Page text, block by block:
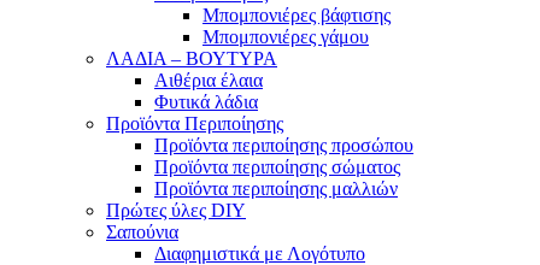
Μπομπονιέρες βάφτισης
Μπομπονιέρες γάμου
ΛΑΔΙΑ – ΒΟΥΤΥΡΑ
Αιθέρια έλαια
Φυτικά λάδια
Προϊόντα Περιποίησης
Προϊόντα περιποίησης προσώπου
Προϊόντα περιποίησης σώματος
Προϊόντα περιποίησης μαλλιών
Πρώτες ύλες DIY
Σαπούνια
Διαφημιστικά με Λογότυπο